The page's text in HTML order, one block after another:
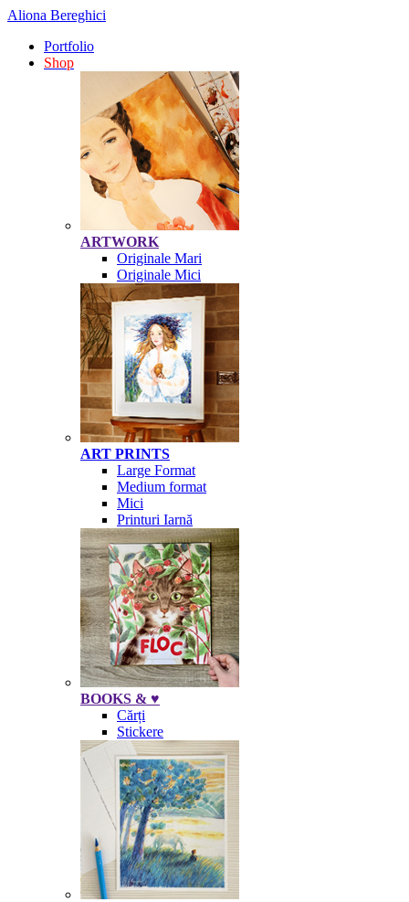
Aliona Bereghici
Portfolio
Shop
ARTWORK
Originale Mari
Originale Mici
ART PRINTS
Large Format
Medium format
Mici
Printuri Iarnă
BOOKS & ♥
Cărți
Stickere